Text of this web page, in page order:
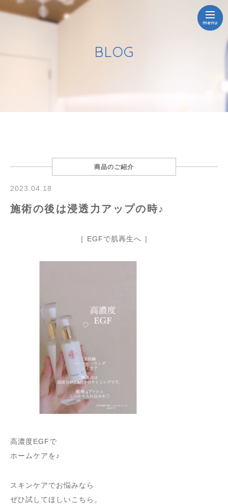
BLOG
商品のご紹介
2023.04.18
施術の後は浸透力アップの時♪
［ EGFで肌再生へ ］
高濃度EGFで
ホームケアを♪
スキンケアでお悩みなら
ぜひ試してほしいこちら。